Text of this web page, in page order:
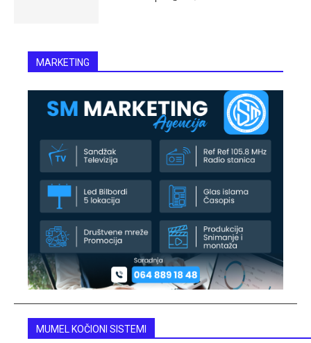
MARKETING
MUMEL KOČIONI SISTEMI